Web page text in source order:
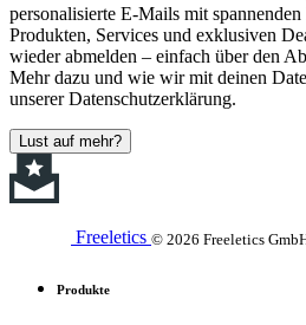
personalisierte E-Mails mit
Produkten, Services und exklusiven
wieder abmelden – einfach über den
Mehr dazu und wie wir mit deinen
unserer Datenschutzerklärung.
Lust auf mehr?
Freeletics © 2026 Freeletics
Produkte